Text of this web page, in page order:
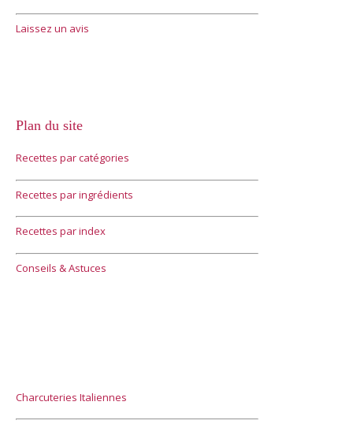
Laissez un avis
Plan du site
Recettes par catégories
Recettes par ingrédients
Recettes par index
Conseils & Astuces
Charcuteries Italiennes